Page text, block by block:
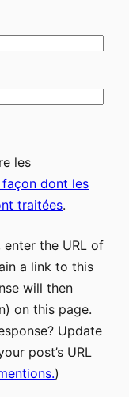
les
dont les
traitées.
the URL of
a link to this
will then
on this page.
Update
post’s URL
)